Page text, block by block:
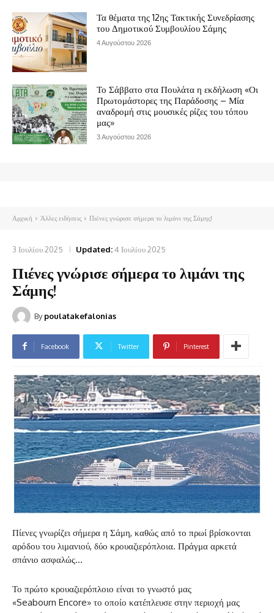
Τα θέματα της 12ης Τακτικής Συνεδρίασης
του Δημοτικού Συμβουλίου Σάμης
4 Αυγούστου 2026
Το Σάββατο στα Πουλάτα η εκδήλωση «Οι
Πρωτομάστορες της Παράδοσης – Μία
αναδρομή στις μουσικές ρίζες του τόπου
μας»
3 Αυγούστου 2026